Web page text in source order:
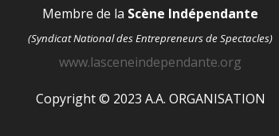
Membre de la Scène Indépendante
(Syndicat National des Entrepreneurs de Spectacles)
www.lasceneindependante.org
Copyright © 2023 A.A. ORGANISATION